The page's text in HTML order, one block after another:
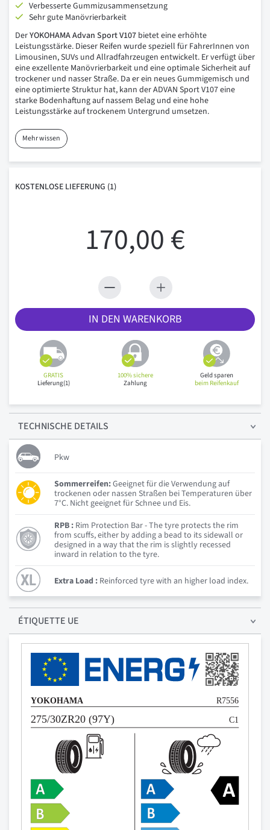
Verbesserte Gummizusammensetzung
Sehr gute Manövrierbarkeit
DerYOKOHAMA Advan Sport V107 bietet eine erhöhte
Leistungsstärke. Dieser Reifen wurde speziell für FahrerInnen von
Limousinen, SUVs und Allradfahrzeugen entwickelt. Er verfügt über
eine exzellente Manövrierbarkeit und eine optimale Sicherheit auf
trockener und nasser Straße. Da er ein neues Gummigemisch und
eine optimierte Struktur hat, kann der ADVAN Sport V107 eine
starke Bodenhaftung auf nassem Belag und eine hohe
Leistungsstärke auf trockenem Untergrund umsetzen.
Mehr wissen
KOSTENLOSE LIEFERUNG (1)
170,00 €
IN DEN WARENKORB
GRATIS
Lieferung(1)
100% sichere
Zahlung
Geld sparen
beim Reifenkauf
TECHNISCHE DETAILS
Pkw
Sommerreifen:Geeignet für die Verwendung auf
trockenen oder nassen Straßen bei Temperaturen über
7°C. Nicht geeignet für Schnee und Eis.
RPB : Rim Protection Bar - The tyre protects the rim
from scuffs, either by adding a bead to its sidewall or
designed in a way that the rim is slightly recessed
inward in relation to the tyre.
Extra Load : Reinforced tyre with an higher load index.
ÉTIQUETTE UE